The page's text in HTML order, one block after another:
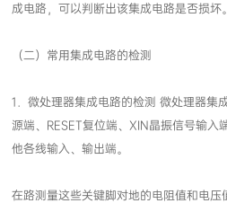
成电路，可以判断出该集成电路是否损坏。
（二）常用集成电路的检测
他各线输入、输出端。